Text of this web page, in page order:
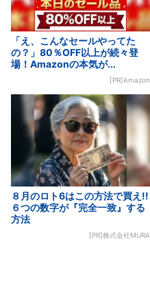
「え、こんなセールやってた
の？」80％OFF以上が続々登
場！Amazonの本気が...
[PR]Amazon
８月のロト6はこの方法で買え!!
６つの数字が『完全一致』する
方法
[PR]株式会社MURA